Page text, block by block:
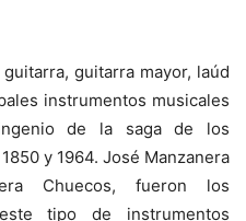
guitarra mayor, laúd
instrumentos musicales
de la saga de los
y 1964. José Manzanera
Chuecos, fueron los
tipo de instrumentos